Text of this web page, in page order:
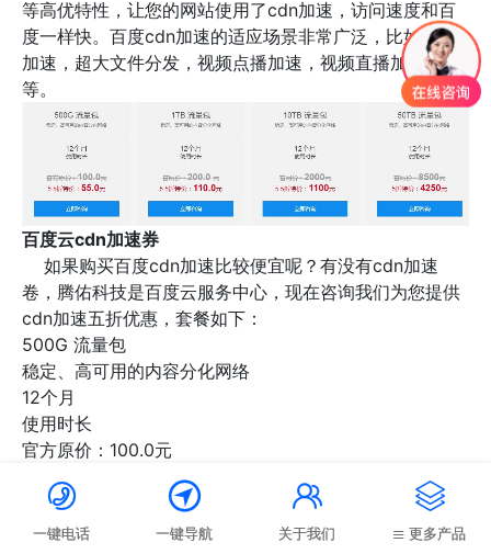
等高优特性，让您的网站使用了cdn加速，访问速度和百
度一样快。百度cdn加速的适应场景非常广泛，比如网站
加速，超大文件分发，视频点播加速，视频直播加速等
等。
百度云cdn加速券
如果购买百度cdn加速比较便宜呢？有没有cdn加速
卷，腾佑科技是百度云服务中心，现在咨询我们为您提供
cdn加速五折优惠，套餐如下：
500G 流量包
稳定、高可用的内容分化网络
12个月
使用时长
官方原价：100.0元
5.5折特价：55.0元
1TB 流量包
稳定、高可用的内容分化网络

一键电话

一键导航

关于我们

更多产品